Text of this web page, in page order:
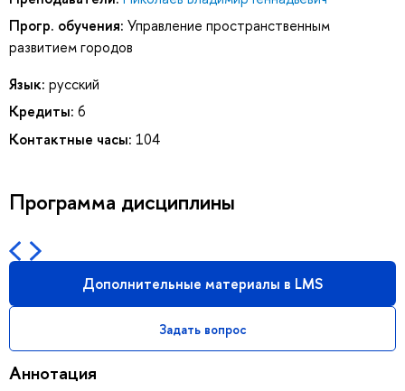
Прогр. обучения: Управление пространственным
развитием городов
Язык: русский
Кредиты: 6
Контактные часы: 104
Программа дисциплины
Дополнительные материалы в LMS
Задать вопрос
Аннотация